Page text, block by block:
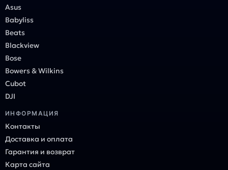
Asus
Babyliss
Beats
Blackview
Bose
Bowers & Wilkins
Cubot
DJI
ИНФОРМАЦИЯ
Контакты
Доставка и оплата
Гарантия и возврат
Карта сайта